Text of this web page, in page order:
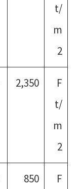
t/
m
2
2,350
F
t/
m
2
850
F